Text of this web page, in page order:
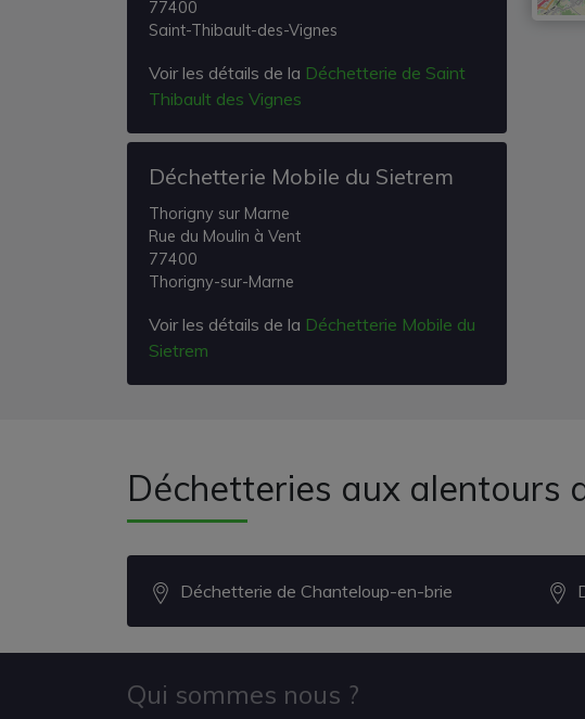
77400
Saint-Thibault-des-Vignes
Voir les détails de la Déchetterie de Saint
Thibault des Vignes
Déchetterie Mobile du Sietrem
Thorigny sur Marne
Rue du Moulin à Vent
77400
Thorigny-sur-Marne
Voir les détails de la Déchetterie Mobile du
Sietrem
Déchetteries aux alentours
Déchetterie de Chanteloup-en-brie
Qui sommes nous ?